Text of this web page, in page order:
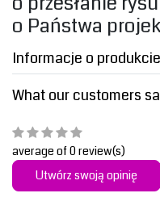
o Państwa
Informacje o produkcie
What our customers
average of 0 review(s)
Utwórz swoją opinię